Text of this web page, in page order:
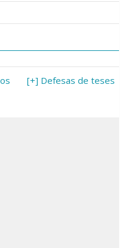
[+] Defesas de teses